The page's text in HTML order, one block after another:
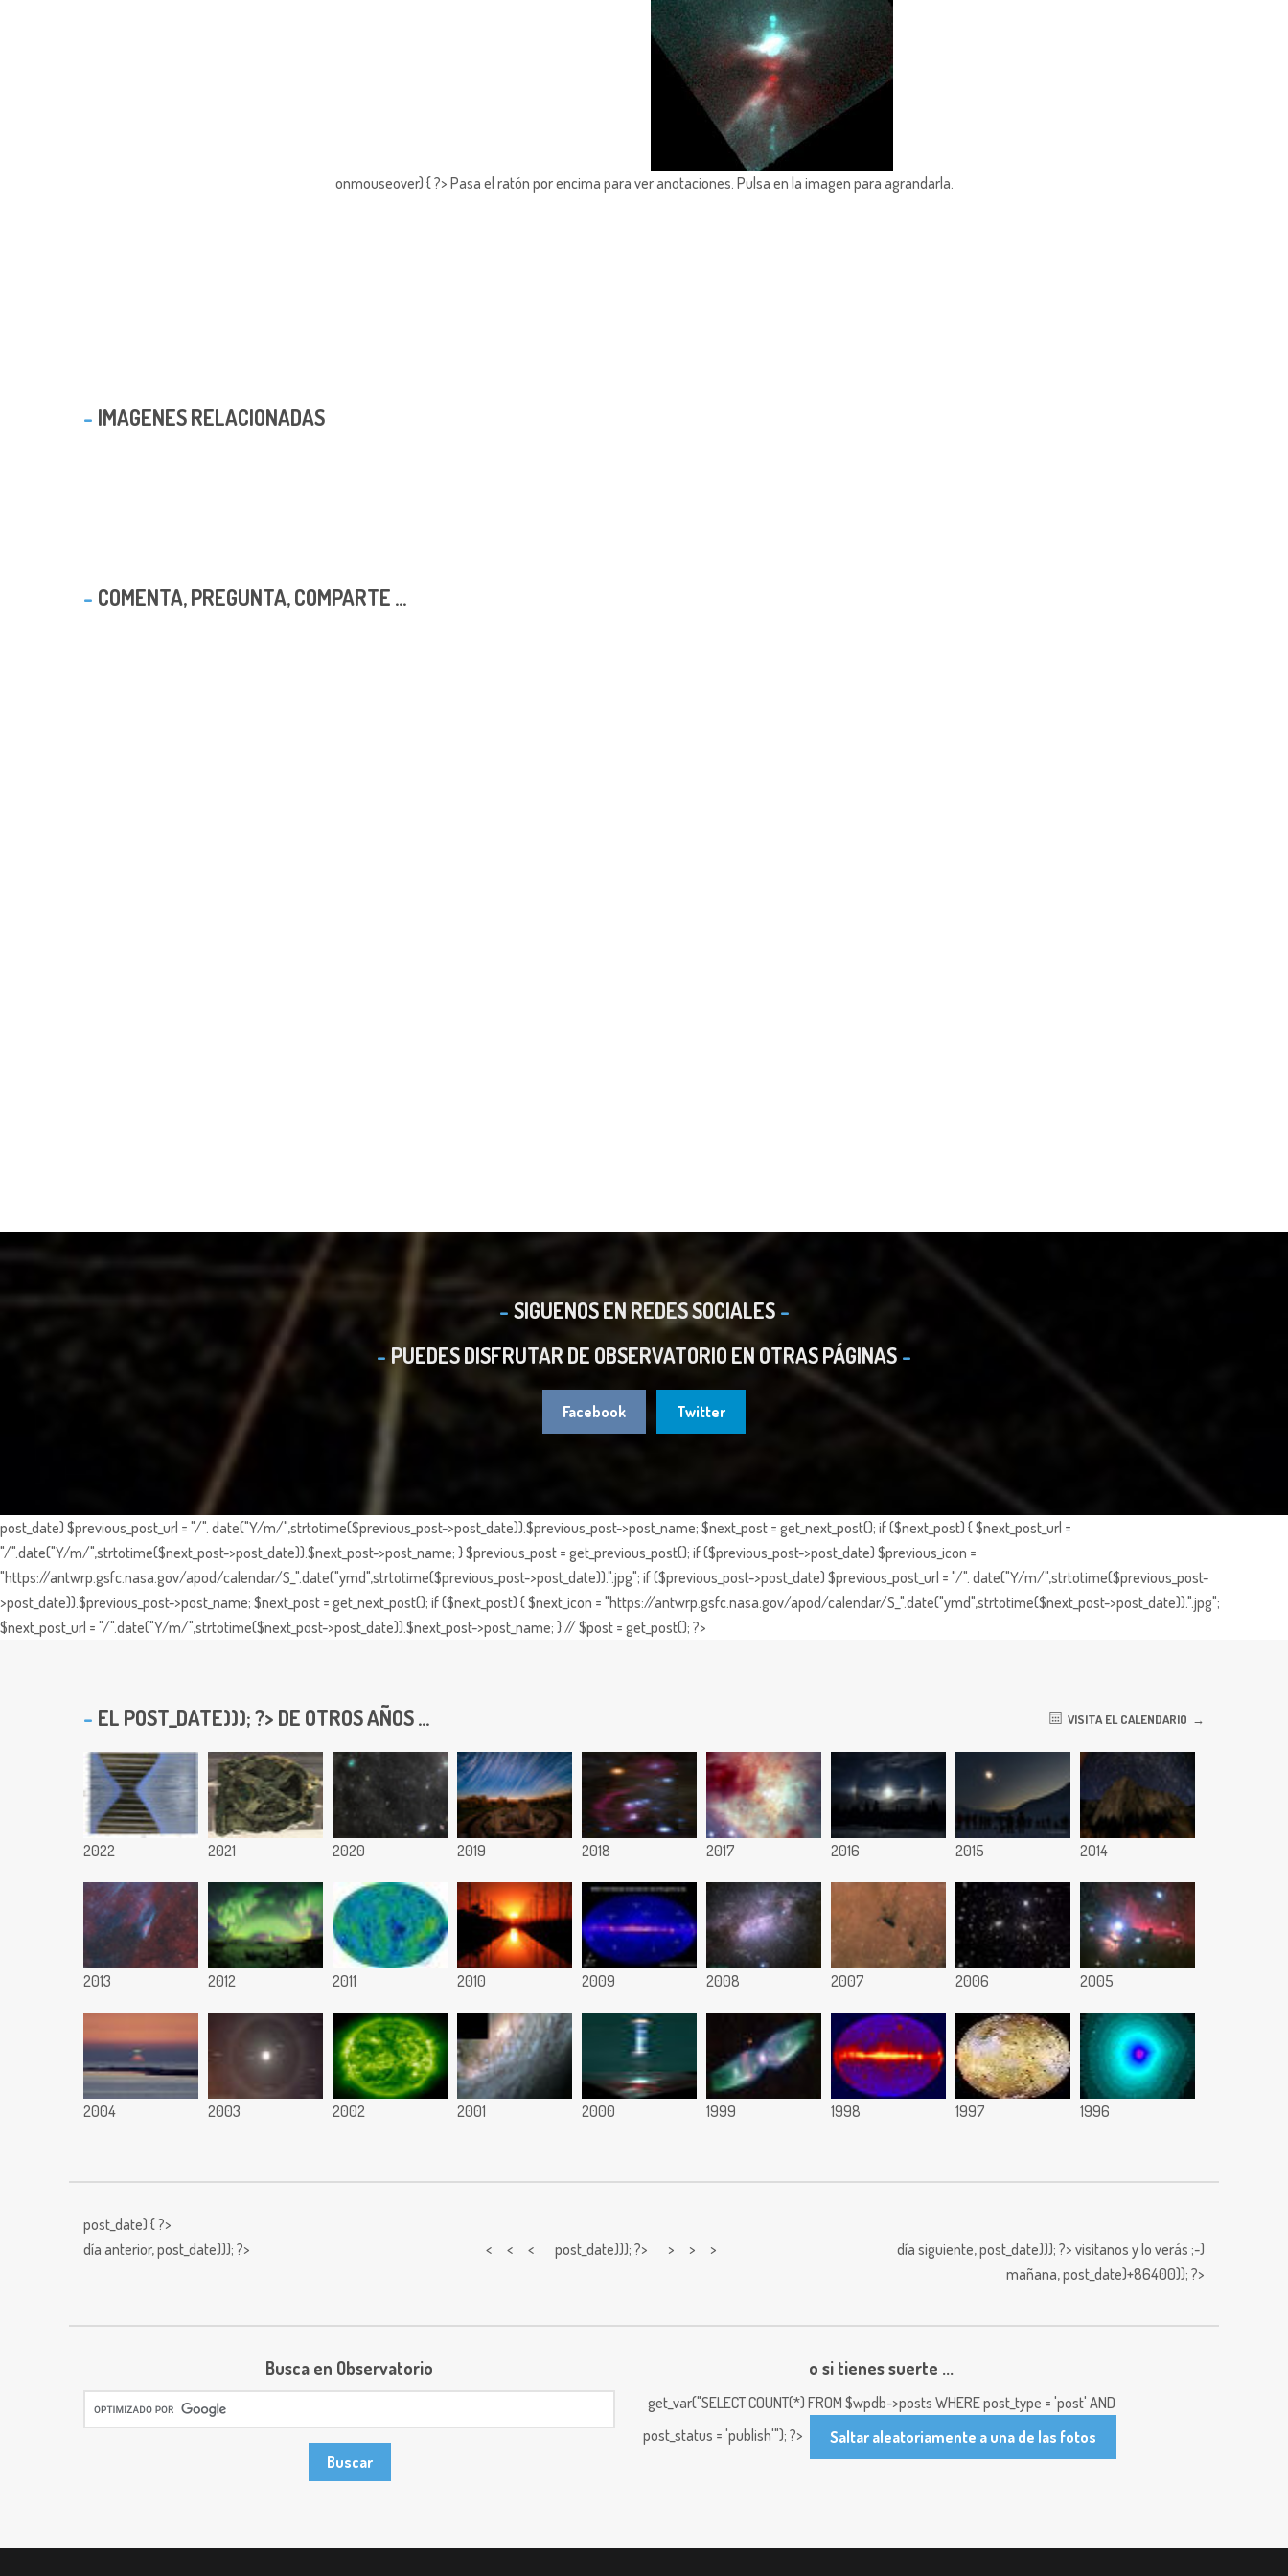
onmouseover) { ?> Pasa el ratón por encima para ver anotaciones. Pulsa en la imagen para agrandarla.
IMAGENES RELACIONADAS
COMENTA, PREGUNTA, COMPARTE ...
SIGUENOS EN REDES SOCIALES
PUEDES DISFRUTAR DE OBSERVATORIO EN OTRAS PÁGINAS
Facebook Twitter
post_date) $previous_post_url = "/". date("Y/m/",strtotime($previous_post->post_date)).$previous_post->post_name; $next_post = get_next_post(); if ($next_post) { $next_post_url =
"/".date("Y/m/",strtotime($next_post->post_date)).$next_post->post_name; } $previous_post = get_previous_post(); if ($previous_post->post_date) $previous_icon =
"https://antwrp.gsfc.nasa.gov/apod/calendar/S_".date("ymd",strtotime($previous_post->post_date)).".jpg"; if ($previous_post->post_date) $previous_post_url = "/". date("Y/m/",strtotime($previous_post-
>post_date)).$previous_post->post_name; $next_post = get_next_post(); if ($next_post) { $next_icon = "https://antwrp.gsfc.nasa.gov/apod/calendar/S_".date("ymd",strtotime($next_post->post_date)).".jpg";
$next_post_url = "/".date("Y/m/",strtotime($next_post->post_date)).$next_post->post_name; } // $post = get_post(); ?>
EL POST_DATE))); ?> DE OTROS AÑOS ... VISITA EL CALENDARIO
2022 2021 2020 2019 2018 2017 2016 2015 2014
2013 2012 2011 2010 2009 2008 2007 2006 2005
2004 2003 2002 2001 2000 1999 1998 1997 1996
post_date) { ?>
día anterior,post_date))); ?> < < < post_date))); ?> > > > día siguiente,post_date))); ?> visitanos y lo verás ;-)
mañana,post_date)+86400)); ?>
Busca en Observatorio o si tienes suerte ...
get_var("SELECT COUNT(*) FROM $wpdb->posts WHERE post_type = 'post' AND
post_status = 'publish'"); ?>
Saltar aleatoriamente a una de las fotos